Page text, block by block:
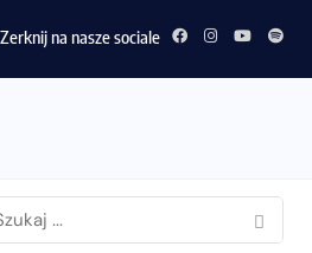
Zerknij na nasze sociale